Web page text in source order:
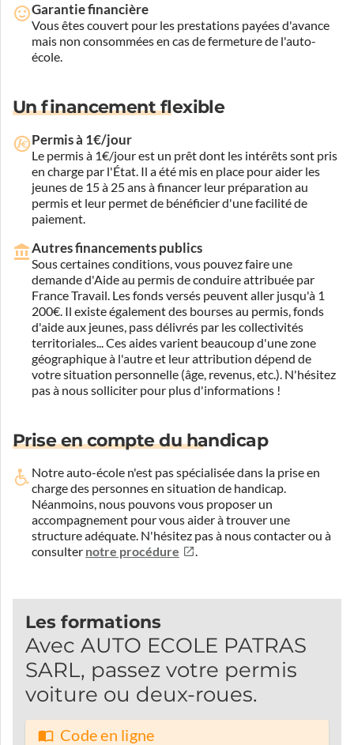
Garantie financière
Vous êtes couvert pour les prestations payées d'avance
mais non consommées en cas de fermeture de l'auto-
école.
Un financement flexible
Permis à 1€/jour
Le permis à 1€/jour est un prêt dont les intérêts sont pris
en charge par l'État. Il a été mis en place pour aider les
jeunes de 15 à 25 ans à financer leur préparation au
permis et leur permet de bénéficier d'une facilité de
paiement.
Autres financements publics
Sous certaines conditions, vous pouvez faire une
demande d'Aide au permis de conduire attribuée par
France Travail. Les fonds versés peuvent aller jusqu'à 1
200€. Il existe également des bourses au permis, fonds
d'aide aux jeunes, pass délivrés par les collectivités
territoriales... Ces aides varient beaucoup d'une zone
géographique à l'autre et leur attribution dépend de
votre situation personnelle (âge, revenus, etc.). N'hésitez
pas à nous solliciter pour plus d'informations !
Prise en compte du handicap
Notre auto-école n'est pas spécialisée dans la prise en
charge des personnes en situation de handicap.
Néanmoins, nous pouvons vous proposer un
accompagnement pour vous aider à trouver une
structure adéquate. N'hésitez pas à nous contacter ou à
consulter notre procédure .
Les formations
Avec AUTO ECOLE PATRAS
SARL, passez votre permis
voiture ou deux-roues.
Code en ligne